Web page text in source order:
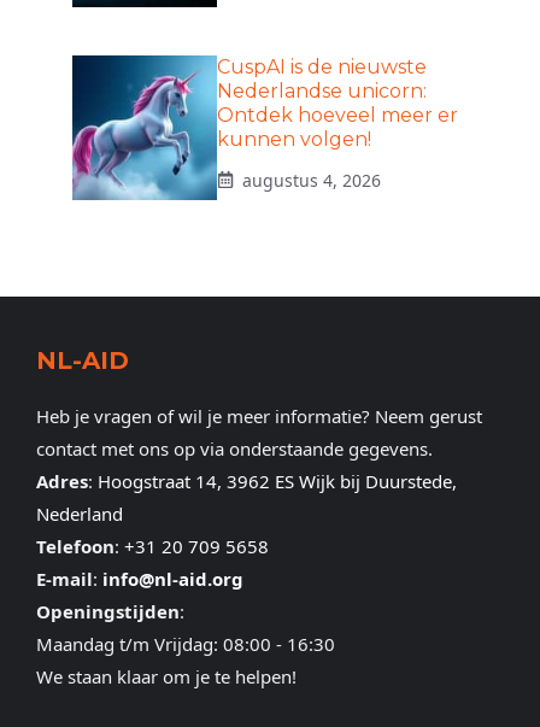
CuspAI is de nieuwste
Nederlandse unicorn:
Ontdek hoeveel meer er
kunnen volgen!
augustus 4, 2026
NL-AID
Heb je vragen of wil je meer informatie? Neem gerust
contact met ons op via onderstaande gegevens.
Adres: Hoogstraat 14, 3962 ES Wijk bij Duurstede,
Nederland
Telefoon: +31 20 709 5658
E-mail: info@nl-aid.org
Openingstijden:
Maandag t/m Vrijdag: 08:00 - 16:30
We staan klaar om je te helpen!